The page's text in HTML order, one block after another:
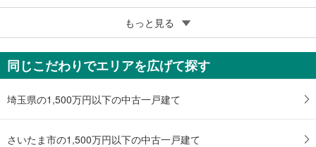
成約でもらえる
さいたま市北区宮原町2丁目
6,700万円
6SLDK
埼玉県さいたま市北区宮原町2丁目
もっと見る
同じこだわりでエリアを広げて探す
埼玉県の1,500万円以下の中古一戸建て
さいたま市の1,500万円以下の中古一戸建て